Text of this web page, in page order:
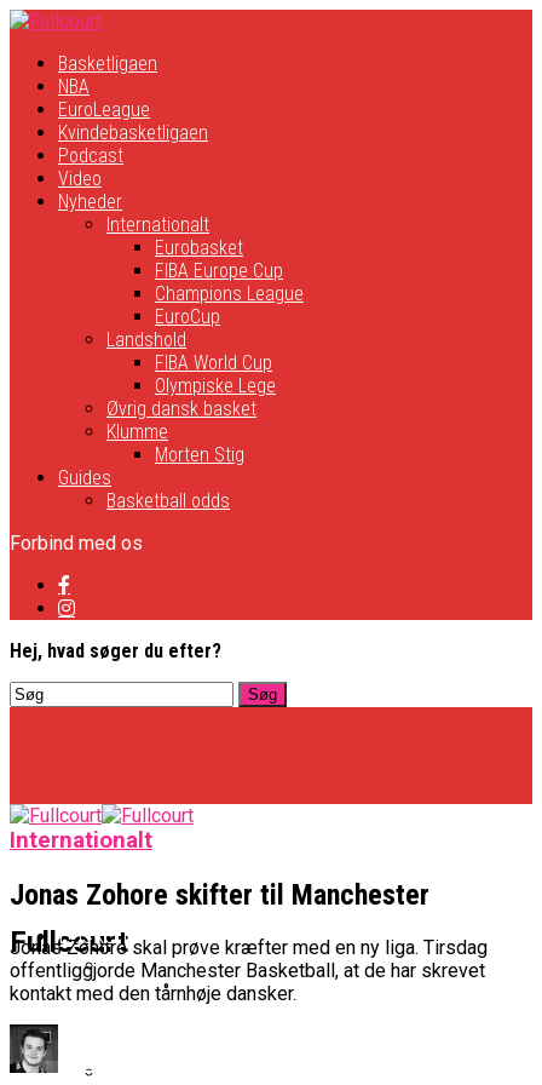
Basketligaen
NBA
EuroLeague
Kvindebasketligaen
Podcast
Video
Nyheder
Internationalt
Eurobasket
FIBA Europe Cup
Champions League
EuroCup
Landshold
FIBA World Cup
Olympiske Lege
Øvrig dansk basket
Klumme
Morten Stig
Guides
Basketball odds
Forbind med os
Hej, hvad søger du efter?
Fullcourt
Basketligaen
NBA
Internationalt
Jonas Zohore skifter til Manchester
Jonas Zohore skal prøve kræfter med en ny liga. Tirsdag
offentliggjorde Manchester Basketball, at de har skrevet
kontakt med den tårnhøje dansker.